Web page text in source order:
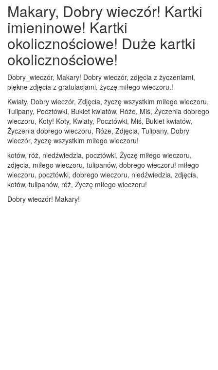
Makary, Dobry wieczór! Kartki
imieninowe! Kartki
okolicznościowe! Duże kartki
okolicznościowe!
Dobry_wieczór, Makary! Dobry wieczór, zdjęcia z życzeniami,
piękne zdjęcia z gratulacjami, życzę miłego wieczoru.!
Kwiaty, Dobry wieczór, Zdjęcia, życzę wszystkim miłego wieczoru,
Tulipany, Pocztówki, Bukiet kwiatów, Róże, Miś, Życzenia dobrego
wieczoru, Koty! Koty, Kwiaty, Pocztówki, Miś, Bukiet kwiatów,
Życzenia dobrego wieczoru, Róże, Zdjęcia, Tulipany, Dobry
wieczór, życzę wszystkim miłego wieczoru!
kotów, róż, niedźwiedzia, pocztówki, Życzę miłego wieczoru,
zdjęcia, miłego wieczoru, tulipanów, dobrego wieczoru! miłego
wieczoru, pocztówki, dobrego wieczoru, niedźwiedzia, zdjęcia,
kotów, tulipanów, róż, Życzę miłego wieczoru!
Dobry wieczór! Makary!